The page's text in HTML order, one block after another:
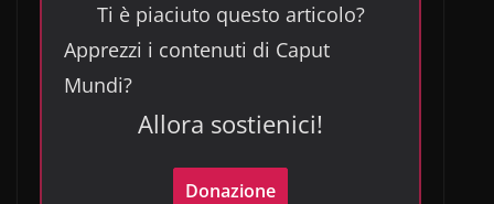
Ti è piaciuto questo articolo?
Apprezzi i contenuti di Caput
Mundi?
Allora sostienici!
Donazione